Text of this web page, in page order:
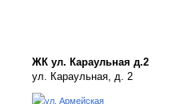
ЖК ул. Караульная д.2
ул. Караульная, д. 2